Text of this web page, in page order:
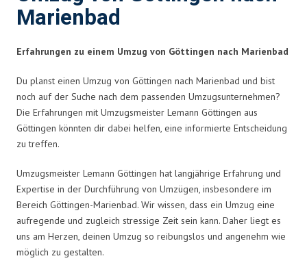
Marienbad
Erfahrungen zu einem Umzug von Göttingen nach Marienbad
Du planst einen Umzug von Göttingen nach Marienbad und bist
noch auf der Suche nach dem passenden Umzugsunternehmen?
Die Erfahrungen mit Umzugsmeister Lemann Göttingen aus
Göttingen könnten dir dabei helfen, eine informierte Entscheidung
zu treffen.
Umzugsmeister Lemann Göttingen hat langjährige Erfahrung und
Expertise in der Durchführung von Umzügen, insbesondere im
Bereich Göttingen-Marienbad. Wir wissen, dass ein Umzug eine
aufregende und zugleich stressige Zeit sein kann. Daher liegt es
uns am Herzen, deinen Umzug so reibungslos und angenehm wie
möglich zu gestalten.